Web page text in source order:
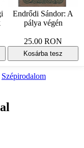
Endrődi Sándor: A
pálya végén
25.00 RON
Kosárba tesz
Szépirodalom